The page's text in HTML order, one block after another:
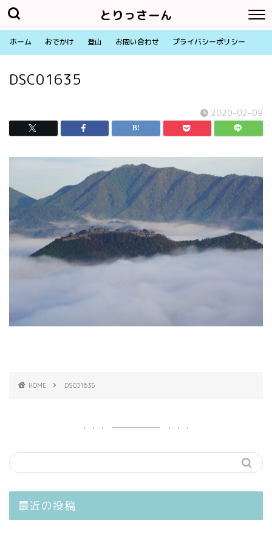
とりっさーん
ホーム おでかけ 登山 お問い合わせ プライバシーポリシー
DSC01635
2020-02-09
HOME DSC01635
最近の投稿